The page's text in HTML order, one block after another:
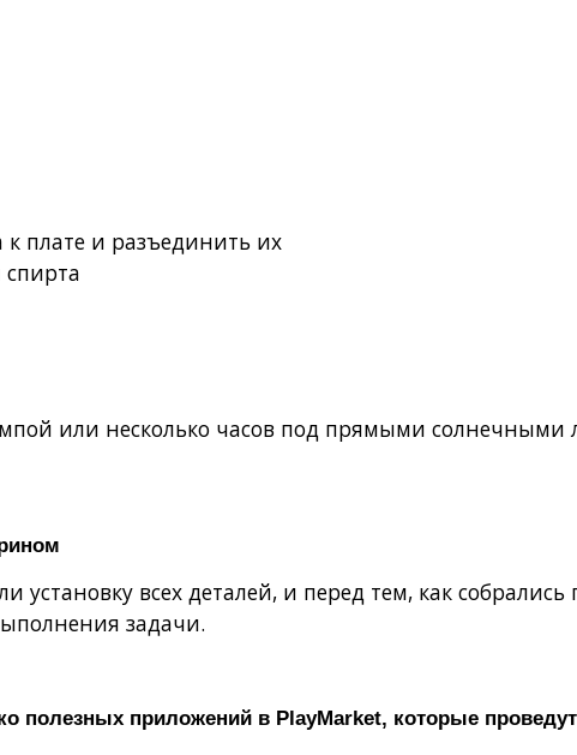
плате и разъединить их
или несколько часов под прямыми солнечными
установку всех деталей, и перед тем, как
задачи.
полезных приложений в PlayMarket, которые